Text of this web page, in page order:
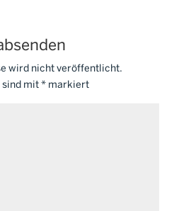
wird nicht veröffentlicht.
sind mit *markiert